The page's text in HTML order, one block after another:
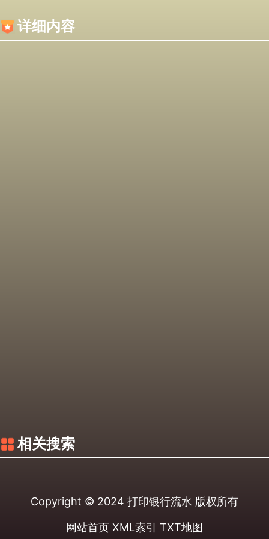
详细内容
相关搜索
Copyright © 2024 打印银行流水 版权所有
网站首页 XML索引 TXT地图